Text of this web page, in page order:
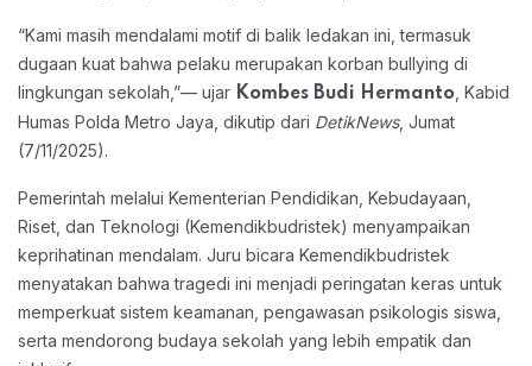
“Kami masih mendalami motif di balik ledakan ini, termasuk
dugaan kuat bahwa pelaku merupakan korban bullying di
lingkungan sekolah,”— ujar Kombes Budi Hermanto , Kabid
Humas Polda Metro Jaya, dikutip dari DetikNews, Jumat
(7/11/2025).
Pemerintah melalui Kementerian Pendidikan, Kebudayaan,
Riset, dan Teknologi (Kemendikbudristek) menyampaikan
keprihatinan mendalam. Juru bicara Kemendikbudristek
menyatakan bahwa tragedi ini menjadi peringatan keras untuk
memperkuat sistem keamanan, pengawasan psikologis siswa,
serta mendorong budaya sekolah yang lebih empatik dan